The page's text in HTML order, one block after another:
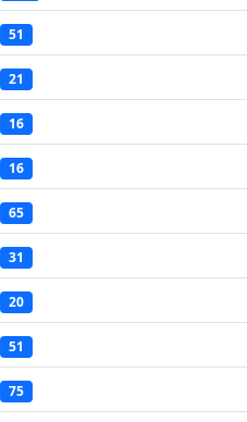
51
21
16
16
65
31
20
51
75